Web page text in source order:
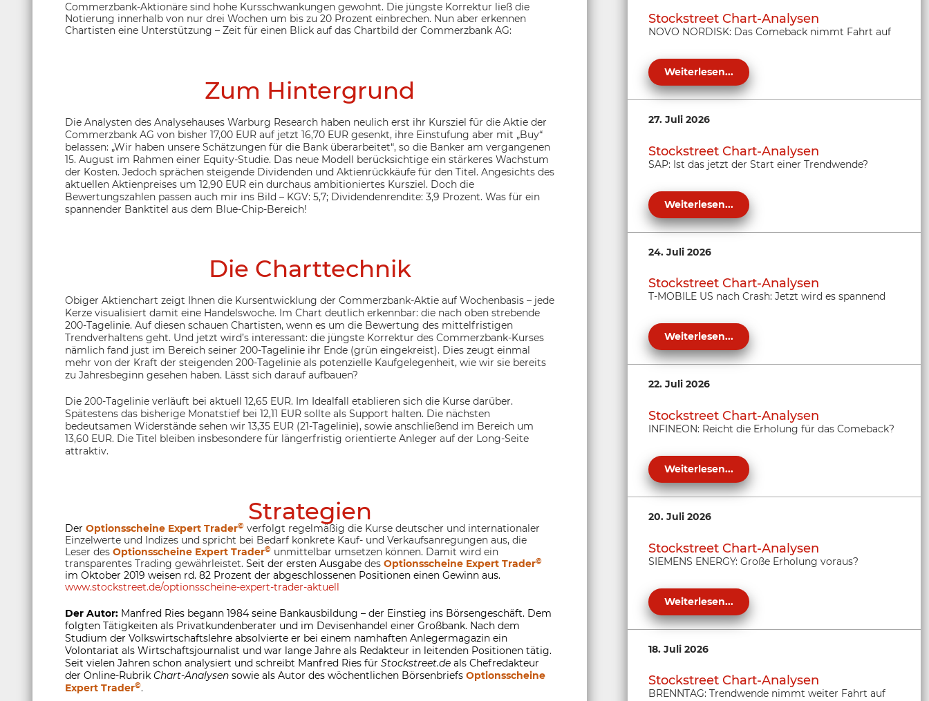
Commerzbank-Aktionäre sind hohe Kursschwankungen gewohnt. Die jüngste Korrektur ließ die
Notierung innerhalb von nur drei Wochen um bis zu 20 Prozent einbrechen. Nun aber erkennen
Chartisten eine Unterstützung – Zeit für einen Blick auf das Chartbild der Commerzbank AG:
Zum Hintergrund
Die Analysten des Analysehauses Warburg Research haben neulich erst ihr Kursziel für die Aktie der
Commerzbank AG von bisher 17,00 EUR auf jetzt 16,70 EUR gesenkt, ihre Einstufung aber mit „Buy“
belassen: „Wir haben unsere Schätzungen für die Bank überarbeitet“, so die Banker am vergangenen
15. August im Rahmen einer Equity-Studie. Das neue Modell berücksichtige ein stärkeres Wachstum
der Kosten. Jedoch sprächen steigende Dividenden und Aktienrückkäufe für den Titel. Angesichts des
aktuellen Aktienpreises um 12,90 EUR ein durchaus ambitioniertes Kursziel. Doch die
Bewertungszahlen passen auch mir ins Bild – KGV: 5,7; Dividendenrendite: 3,9 Prozent. Was für ein
spannender Banktitel aus dem Blue-Chip-Bereich!
Die Charttechnik
Obiger Aktienchart zeigt Ihnen die Kursentwicklung der Commerzbank-Aktie auf Wochenbasis – jede
Kerze visualisiert damit eine Handelswoche. Im Chart deutlich erkennbar: die nach oben strebende
200-Tagelinie. Auf diesen schauen Chartisten, wenn es um die Bewertung des mittelfristigen
Trendverhaltens geht. Und jetzt wird’s interessant: die jüngste Korrektur des Commerzbank-Kurses
nämlich fand just im Bereich seiner 200-Tagelinie ihr Ende (grün eingekreist). Dies zeugt einmal
mehr von der Kraft der steigenden 200-Tagelinie als potenzielle Kaufgelegenheit, wie wir sie bereits
zu Jahresbeginn gesehen haben. Lässt sich darauf aufbauen?
Die 200-Tagelinie verläuft bei aktuell 12,65 EUR. Im Idealfall etablieren sich die Kurse darüber.
Spätestens das bisherige Monatstief bei 12,11 EUR sollte als Support halten. Die nächsten
bedeutsamen Widerstände sehen wir 13,35 EUR (21-Tagelinie), sowie anschließend im Bereich um
13,60 EUR. Die Titel bleiben insbesondere für längerfristig orientierte Anleger auf der Long-Seite
attraktiv.
Strategien
Der Optionsscheine Expert Trader© verfolgt regelmäßig die Kurse deutscher und internationaler
Einzelwerte und Indizes und spricht bei Bedarf konkrete Kauf- und Verkaufsanregungen aus, die
Leser des Optionsscheine Expert Trader© unmittelbar umsetzen können. Damit wird ein
transparentes Trading gewährleistet. Seit der ersten Ausgabe des Optionsscheine Expert Trader©
im Oktober 2019 weisen rd. 82 Prozent der abgeschlossenen Positionen einen Gewinn aus.
www.stockstreet.de/optionsscheine-expert-trader-aktuell
Der Autor: Manfred Ries begann 1984 seine Bankausbildung – der Einstieg ins Börsengeschäft. Dem
folgten Tätigkeiten als Privatkundenberater und im Devisenhandel einer Großbank. Nach dem
Studium der Volkswirtschaftslehre absolvierte er bei einem namhaften Anlegermagazin ein
Volontariat als Wirtschaftsjournalist und war lange Jahre als Redakteur in leitenden Positionen tätig.
Seit vielen Jahren schon analysiert und schreibt Manfred Ries für Stockstreet.de als Chefredakteur
der Online-Rubrik Chart-Analysen sowie als Autor des wöchentlichen Börsenbriefs Optionsscheine
Expert Trader©.
Stockstreet Chart-Analysen
NOVO NORDISK: Das Comeback nimmt Fahrt auf
Weiterlesen...
27. Juli 2026
Stockstreet Chart-Analysen
SAP: Ist das jetzt der Start einer Trendwende?
Weiterlesen...
24. Juli 2026
Stockstreet Chart-Analysen
T-MOBILE US nach Crash: Jetzt wird es spannend
Weiterlesen...
22. Juli 2026
Stockstreet Chart-Analysen
INFINEON: Reicht die Erholung für das Comeback?
Weiterlesen...
20. Juli 2026
Stockstreet Chart-Analysen
SIEMENS ENERGY: Große Erholung voraus?
Weiterlesen...
18. Juli 2026
Stockstreet Chart-Analysen
BRENNTAG: Trendwende nimmt weiter Fahrt auf